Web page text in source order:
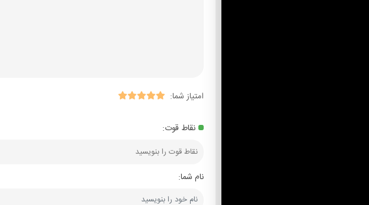
امتیاز شما:
نقاط قوت:
نام شما: